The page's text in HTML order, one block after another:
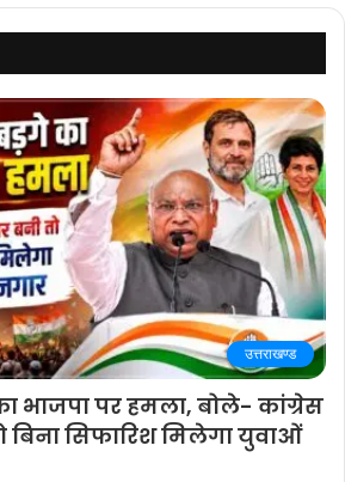
उत्तराखण्ड
भाजपा पर हमला, बोले- कांग्रेस
बिना सिफारिश मिलेगा युवाओं